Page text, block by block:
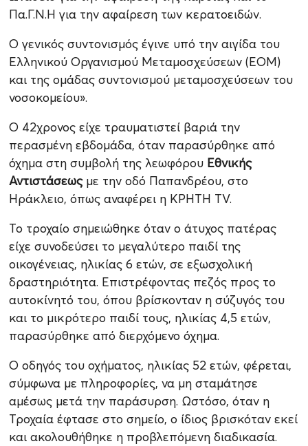
Πα.Γ.Ν.Η για την αφαίρεση των κερατοειδών.
Ο γενικός συντονισμός έγινε υπό την αιγίδα του
Ελληνικού Οργανισμού Μεταμοσχεύσεων (ΕΟΜ)
και της ομάδας συντονισμού μεταμοσχεύσεων του
νοσοκομείου».
Ο 42χρονος είχε τραυματιστεί βαριά την
περασμένη εβδομάδα, όταν παρασύρθηκε από
όχημα στη συμβολή της λεωφόρου Εθνικής
Αντιστάσεωςμε την οδό Παπανδρέου, στο
Ηράκλειο, όπως αναφέρει η ΚΡΗΤΗ ΤV.
Το τροχαίο σημειώθηκε όταν ο άτυχος πατέρας
είχε συνοδεύσει το μεγαλύτερο παιδί της
οικογένειας, ηλικίας 6 ετών, σε εξωσχολική
δραστηριότητα. Επιστρέφοντας πεζός προς το
αυτοκίνητό του, όπου βρίσκονταν η σύζυγός του
και το μικρότερο παιδί τους, ηλικίας 4,5 ετών,
παρασύρθηκε από διερχόμενο όχημα.
Ο οδηγός του οχήματος, ηλικίας 52 ετών, φέρεται,
σύμφωνα με πληροφορίες, να μη σταμάτησε
αμέσως μετά την παράσυρση. Ωστόσο, όταν η
Τροχαία έφτασε στο σημείο, ο ίδιος βρισκόταν εκεί
και ακολουθήθηκε η προβλεπόμενη διαδικασία.